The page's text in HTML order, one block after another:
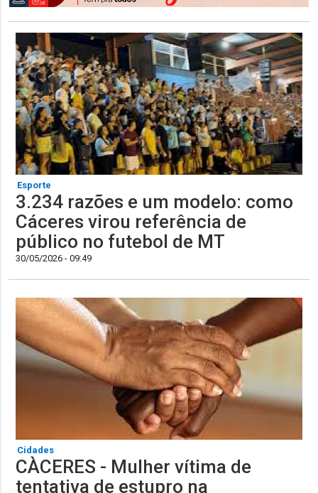
Esporte
3.234 razões e um modelo: como
Cáceres virou referência de
público no futebol de MT
30/05/2026 - 09:49
Cidades
CÀCERES - Mulher vítima de
tentativa de estupro na